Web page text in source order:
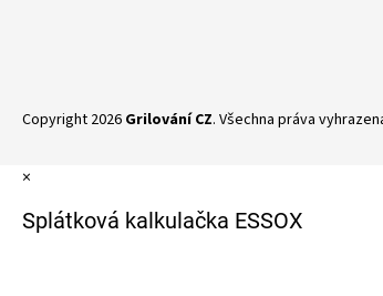
Copyright 2026 Grilování CZ. Všechna práva
×
Splátková kalkulačka ESSOX